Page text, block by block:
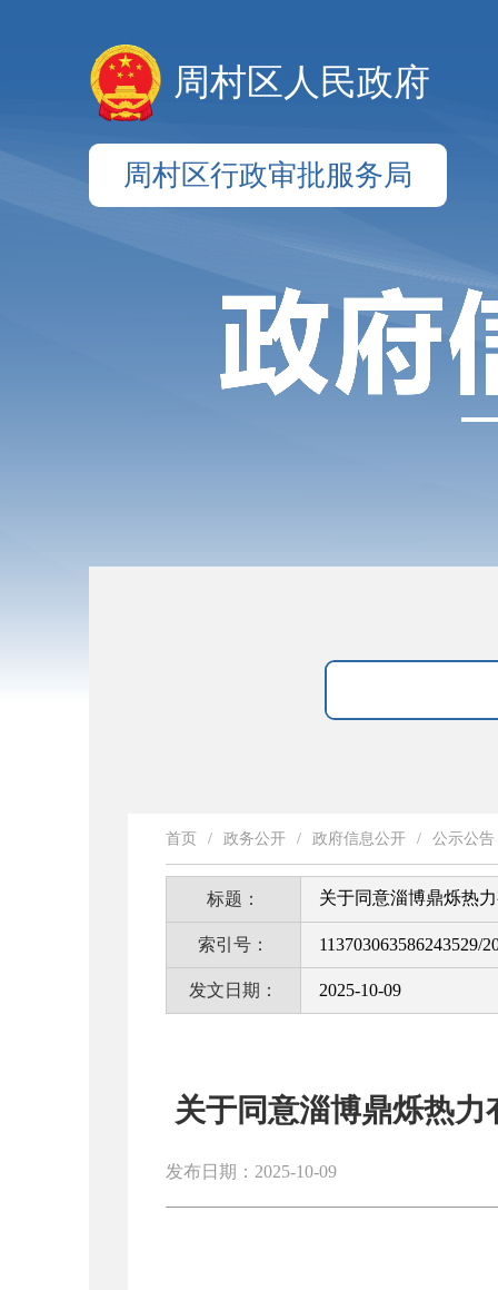
周村区人民政府
周村区行政审批服务局
首页 / 政务公开 / 政府信息公开 / 公示公告
标题： 关于同意淄博鼎烁热
索引号： 113703063586243529/
发文日期： 2025-10-09
关于同意淄博鼎烁热
发布日期：2025-10-09